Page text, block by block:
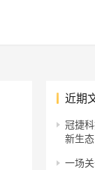
近期
冠捷
新生态
一场